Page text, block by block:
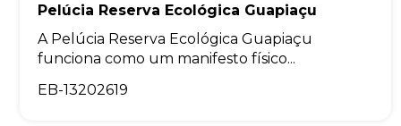
Pelúcia Reserva Ecológica Guapiaçu
A Pelúcia Reserva Ecológica Guapiaçu
funciona como um manifesto físico...
EB-13202619